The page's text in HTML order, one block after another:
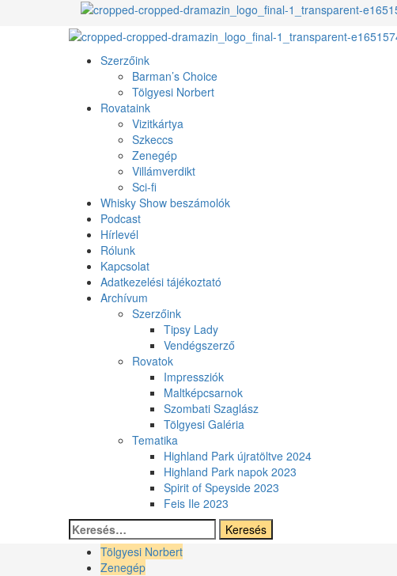
Primary
Szerzőink
Barman’s Choice
Tölgyesi Norbert
Rovataink
Vizitkártya
Szkeccs
Zenegép
Villámverdikt
Sci-fi
Whisky Show beszámolók
Podcast
Hírlevél
Rólunk
Kapcsolat
Adatkezelési tájékoztató
Archívum
Szerzőink
Tipsy Lady
Vendégszerző
Rovatok
Impressziók
Maltképcsarnok
Szombati Szaglász
Tölgyesi Galéria
Tematika
Highland Park újratöltve 2024
Highland Park napok 2023
Spirit of Speyside 2023
Feis Ile 2023
Keresés:
Tölgyesi Norbert
Zenegép